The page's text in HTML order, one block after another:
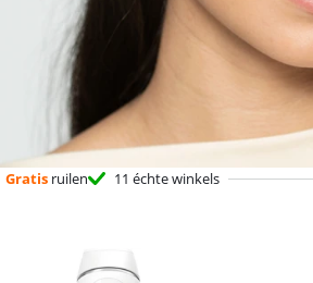
Gratis ruilen 11 échte winkels